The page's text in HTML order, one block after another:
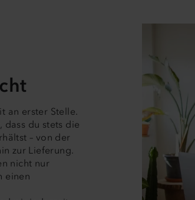
an erster Stelle.
dass du stets die
– von der
zur Lieferung.
nicht nur
einen